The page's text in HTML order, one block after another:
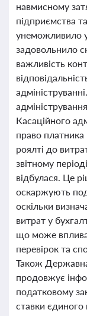
навмисному
підприємства
унеможливило
задовольнило
важливість
Касаційного
право платника
роялті до
звітному
відбулася. Це
оскаржують
оскільки
витрат у
що може
перевірок та
Також
продовжує
податковому
ставки єдиного